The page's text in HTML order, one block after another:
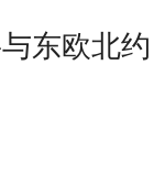
东欧北约